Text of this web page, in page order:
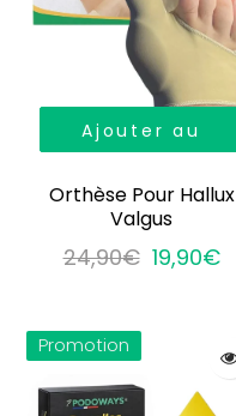
Ajouter au
Orthèse Pour Hallux
Valgus
24,90€ 19,90€
Promotion